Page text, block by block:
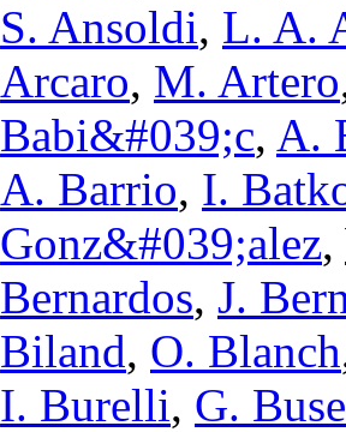
S. Ansoldi, L. A.
Arcaro, M. Artero
Babi&#039;c, A.
A. Barrio, I.
Gonz&#039;alez,
Bernardos, J.
Biland, O. Blanch
I. Burelli, G.